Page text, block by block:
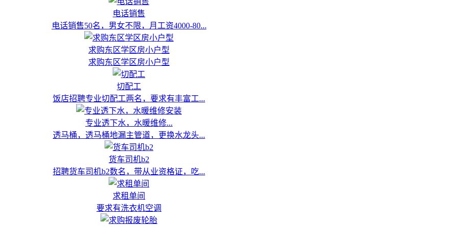
电话销售
电话销售50名，男女不限，月工资4000-80...
求购东区学区房小户型
求购东区学区房小户型
切配工
饭店招聘专业切配工两名，要求有丰富工...
专业透下水，水暖维修...
透马桶，透马桶地漏主管道，更换水龙头...
货车司机b2
招聘货车司机b2数名，带从业资格证，吃...
求租单间
要求有洗衣机空调